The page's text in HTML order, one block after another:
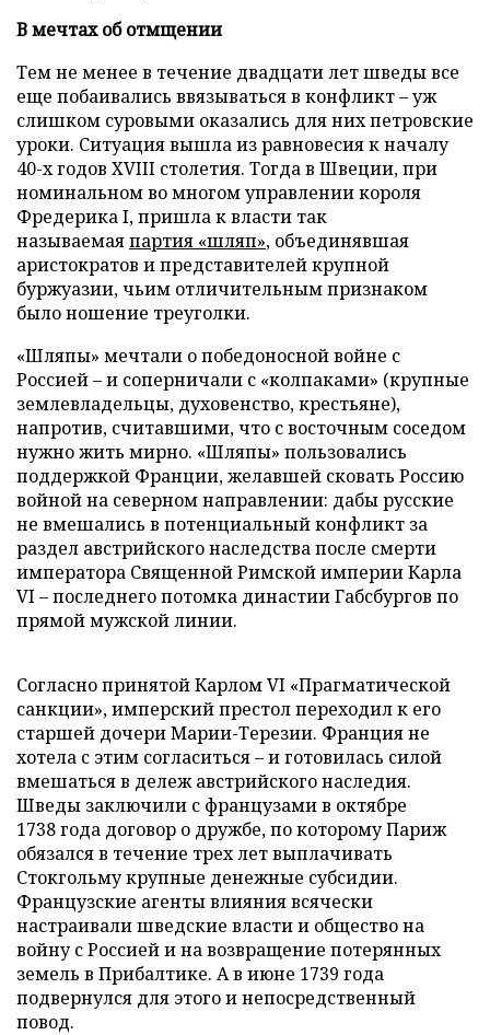
В мечтах об отмщении
Тем не менее в течение двадцати лет шведы все
еще побаивались ввязываться в конфликт – уж
слишком суровыми оказались для них петровские
уроки. Ситуация вышла из равновесия к началу
40-х годов XVIII столетия. Тогда в Швеции, при
номинальном во многом управлении короля
Фредерика I, пришла к власти так
называемаяпартия «шляп», объединявшая
аристократов и представителей крупной
буржуазии, чьим отличительным признаком
было ношение треуголки.
«Шляпы» мечтали о победоносной войне с
Россией – и соперничали с «колпаками» (крупные
землевладельцы, духовенство, крестьяне),
напротив, считавшими, что с восточным соседом
нужно жить мирно. «Шляпы» пользовались
поддержкой Франции, желавшей сковать Россию
войной на северном направлении: дабы русские
не вмешались в потенциальный конфликт за
раздел австрийского наследства после смерти
императора Священной Римской империи Карла
VI – последнего потомка династии Габсбургов по
прямой мужской линии.
Согласно принятой Карлом VI «Прагматической
санкции», имперский престол переходил к его
старшей дочери Марии-Терезии. Франция не
хотела с этим согласиться – и готовилась силой
вмешаться в дележ австрийского наследия.
Шведы заключили с французами в октябре
1738 года договор о дружбе, по которому Париж
обязался в течение трех лет выплачивать
Стокгольму крупные денежные субсидии.
Французские агенты влияния всячески
настраивали шведские власти и общество на
войну с Россией и на возвращение потерянных
земель в Прибалтике. А в июне 1739 года
подвернулся для этого и непосредственный
повод.